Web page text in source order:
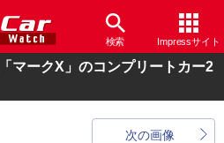
検索 Impressサイト
マークX」のコンプリートカー2
次の画像